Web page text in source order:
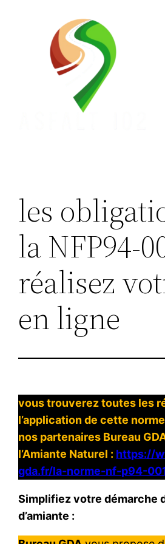
les
la NFP94-
réalisez
en ligne
vous trouverez toutes les
l’application de cette
nos partenaires Bureau
l’Amiante Naturel : https://
gda.fr/la-norme-nf-p94-
Simplifiez votre démarche
d’amiante :